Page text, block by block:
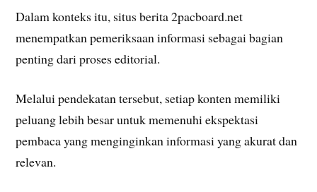
Dalam konteks itu, situs berita 2pacboard.net
menempatkan pemeriksaan informasi sebagai bagian
penting dari proses editorial.
Melalui pendekatan tersebut, setiap konten memiliki
peluang lebih besar untuk memenuhi ekspektasi
pembaca yang menginginkan informasi yang akurat dan
relevan.